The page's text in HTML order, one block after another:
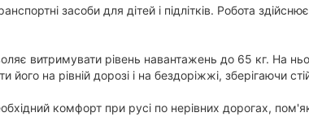
засоби для дітей і підлітків. Робота
витримувати рівень навантажень до 65 кг. На
на рівній дорозі і на бездоріжжі, зберігаючи
комфорт при русі по нерівних дорогах,